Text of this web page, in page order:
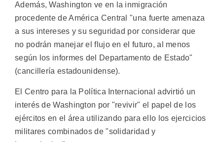
Además, Washington ve en la inmigración
procedente de América Central "una fuerte amenaza
a sus intereses y su seguridad por considerar que
no podrán manejar el flujo en el futuro, al menos
según los informes del Departamento de Estado"
(cancillería estadounidense).
El Centro para la Política Internacional advirtió un
interés de Washington por "revivir" el papel de los
ejércitos en el área utilizando para ello los ejercicios
militares combinados de "solidaridad y